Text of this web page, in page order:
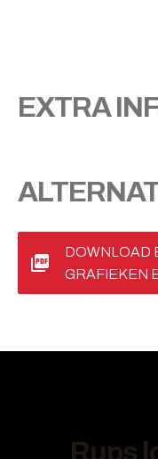
EXTRA
DOWNLOAD
GRAFIEKEN
Rups